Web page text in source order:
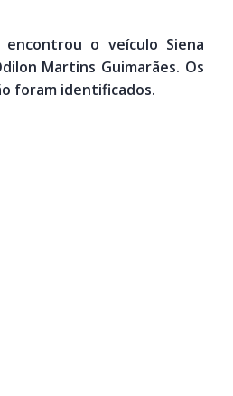
encontrou o veículo Siena
Martins Guimarães. Os
foram identificados.